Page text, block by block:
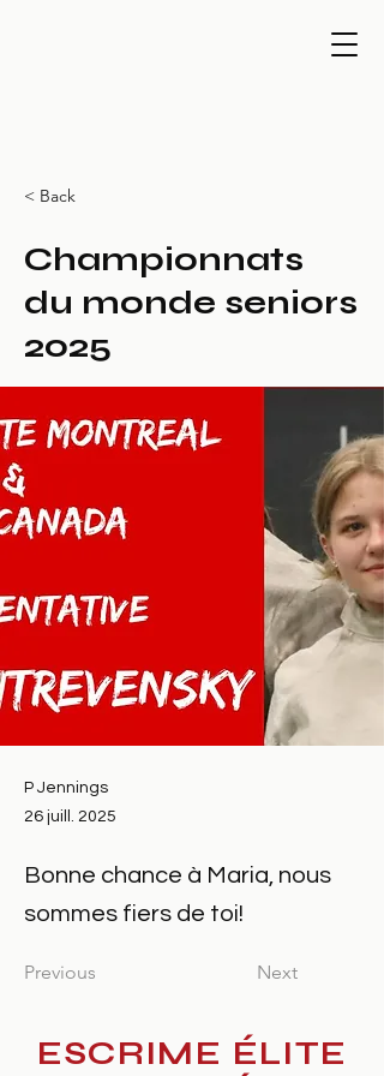
< Back
Championnats
du monde seniors
2025
P Jennings
26 juill. 2025
Bonne chance à Maria, nous
sommes fiers de toi!
Previous Next
ESCRIME ÉLITE